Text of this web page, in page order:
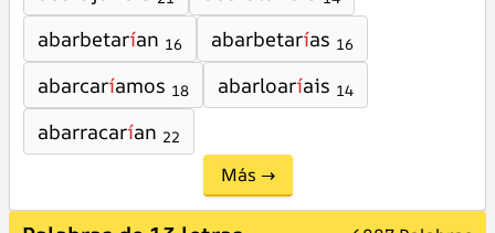
abarbetarían 16 abarbetarías 16
abarcaríamos 18 abarloaríais 14
abarracarían 22
Más →